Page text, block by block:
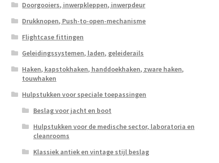
Doorgooiers, inwerpkleppen, inwerpdeur
Drukknopen, Push-to-open-mechanisme
Flightcase fittingen
Geleidingssystemen, laden, geleiderails
Haken, kapstokhaken, handdoekhaken, zware haken,
touwhaken
Hulpstukken voor speciale toepassingen
Beslag voor jacht en boot
Hulpstukken voor de medische sector, laboratoria en
cleanrooms
Klassiek antiek en vintage stijl beslag